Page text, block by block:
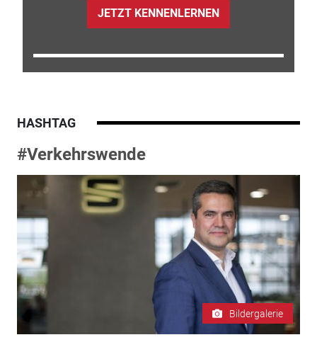
JETZT KENNENLERNEN
HASHTAG
#Verkehrswende
Bildergalerie